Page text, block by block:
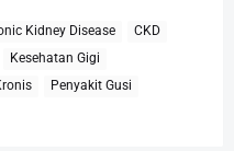
Kidney Disease
CKD
Kesehatan Gigi
Penyakit Gusi